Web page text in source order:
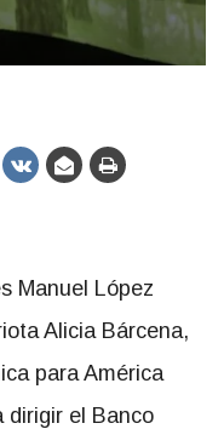
Manuel López
Alicia Bárcena,
para América
dirigir el Banco